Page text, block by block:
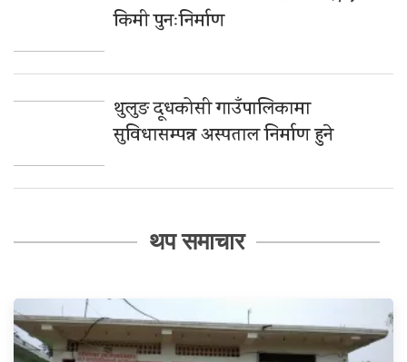
किमी पुनःनिर्माण
थुलुङ दूधकोसी गाउँपालिकामा
सुविधासम्पन्न अस्पताल निर्माण हुने
थप समाचार